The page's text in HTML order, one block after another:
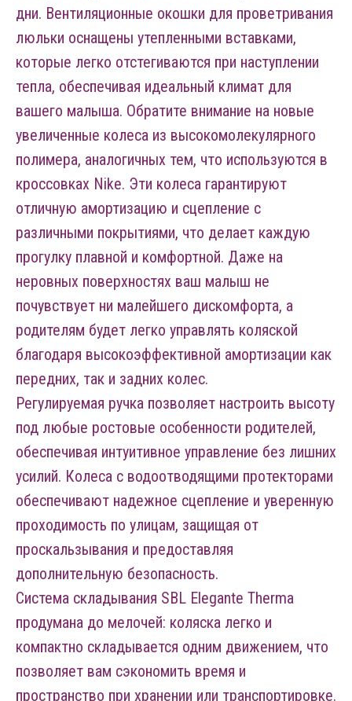
дни. Вентиляционные окошки для проветривания
люльки оснащены утепленными вставками,
которые легко отстегиваются при наступлении
тепла, обеспечивая идеальный климат для
вашего малыша. Обратите внимание на новые
увеличенные колеса из высокомолекулярного
полимера, аналогичных тем, что используются в
кроссовках Nike. Эти колеса гарантируют
отличную амортизацию и сцепление с
различными покрытиями, что делает каждую
прогулку плавной и комфортной. Даже на
неровных поверхностях ваш малыш не
почувствует ни малейшего дискомфорта, а
родителям будет легко управлять коляской
благодаря высокоэффективной амортизации как
передних, так и задних колес.
Регулируемая ручка позволяет настроить высоту
под любые ростовые особенности родителей,
обеспечивая интуитивное управление без лишних
усилий. Колеса с водоотводящими протекторами
обеспечивают надежное сцепление и уверенную
проходимость по улицам, защищая от
проскальзывания и предоставляя
дополнительную безопасность.
Система складывания SBL Elegante Therma
продумана до мелочей: коляска легко и
компактно складывается одним движением, что
позволяет вам сэкономить время и
пространство при хранении или транспортировке.